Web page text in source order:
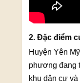
2. Đặc điểm
Huyện Yên
phương đang
khu dân cư